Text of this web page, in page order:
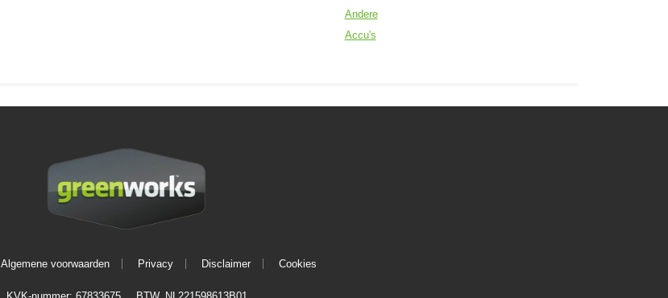
Andere
Accu's
Algemene voorwaarden Privacy Disclaimer Cookies